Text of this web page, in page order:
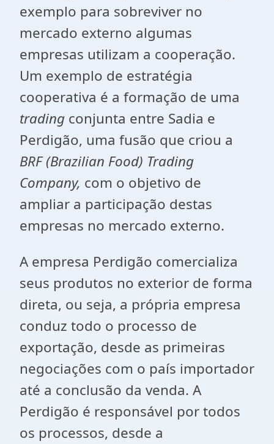
exemplo para sobreviver no
mercado externo algumas
empresas utilizam a cooperação.
Um exemplo de estratégia
cooperativa é a formação de uma
trading conjunta entre Sadia e
Perdigão, uma fusão que criou a
BRF (Brazilian Food) Trading
Company, com o objetivo de
ampliar a participação destas
empresas no mercado externo.
A empresa Perdigão comercializa
seus produtos no exterior de forma
direta, ou seja, a própria empresa
conduz todo o processo de
exportação, desde as primeiras
negociações com o país importador
até a conclusão da venda. A
Perdigão é responsável por todos
os processos, desde a